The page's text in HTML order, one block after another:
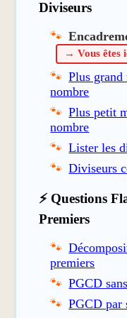
📽️ Pour les
Projetez cette
page.
La correction
complète étape
Idéal en
l'encadrement
TBI
📋 Programme :
division
que vous
l'œuvre !
Curieux
Diviseurs
→ Vous êtes
Plus
nombre
Plus petit
nombre
Lister les
Diviseurs
⚡ Questions
Premiers
premiers
PGCD
PGCD par